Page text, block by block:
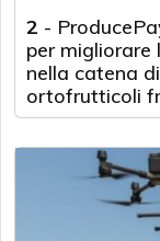
2 -
per migliorare
nella catena
ortofrutticoli